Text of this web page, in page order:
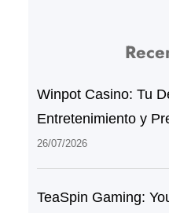
Winpot Casino: Tu
Entretenimiento y
26/07/2026
TeaSpin Gaming: